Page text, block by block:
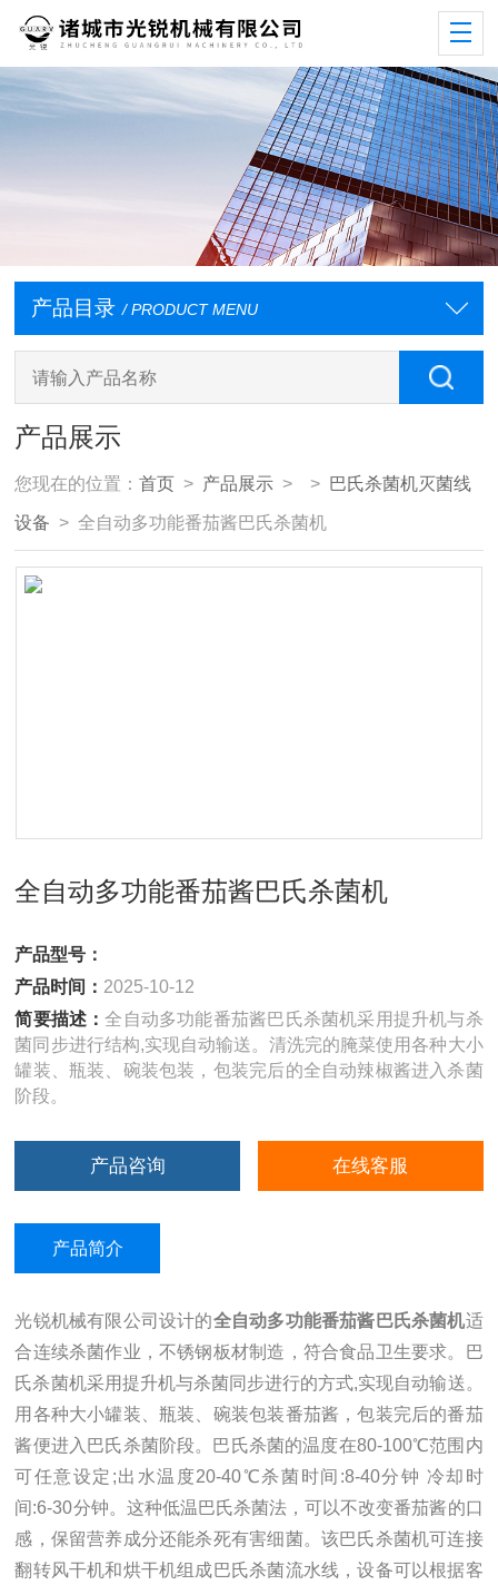
产品目录 / PRODUCT MENU
产品展示
您现在的位置：首页 > 产品展示 > > 巴氏杀菌机灭菌线
设备 > 全自动多功能番茄酱巴氏杀菌机
全自动多功能番茄酱巴氏杀菌机
产品型号：
产品时间： 2025-10-12
简要描述：全自动多功能番茄酱巴氏杀菌机采用提升机与杀
菌同步进行结构,实现自动输送。清洗完的腌菜使用各种大小
罐装、瓶装、碗装包装，包装完后的全自动辣椒酱进入杀菌
阶段。
产品咨询 在线客服
产品简介
光锐机械有限公司设计的全自动多功能番茄酱巴氏杀菌机适
合连续杀菌作业，不锈钢板材制造 ，符合食品卫生要求。巴
氏杀菌机采用提升机与杀菌同步进行的方式,实现自动输送。
用各种大小罐装、瓶装、碗装包装番茄酱，包装完后的番茄
酱便进入巴氏杀菌阶段。巴氏杀菌的温度在80-100℃范围内
可任意设定;出水温度20-40℃杀菌时间:8-40分钟 冷却时
间:6-30分钟。这种低温巴氏杀菌法，可以不改变番茄酱的口
感，保留营养成分还能杀死有害细菌。该巴氏杀菌机可连接
翻转风干机和烘干机组成巴氏杀菌流水线，设备可以根据客